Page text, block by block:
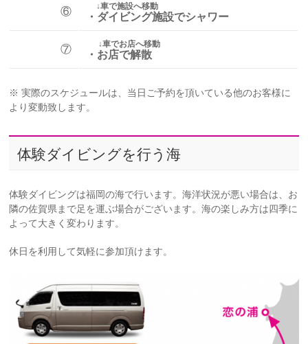
⑥ ↓車で施設へ移動
・ダイビング施設でシャワー
⑦ ↓車でお店へ移動
・お店で解散
※ 実際のスケジュールは、当日ご予約を頂いている他のお客様に
より変動致します。
体験ダイビングを行う海
体験ダイビングは福岡の海で行います。海洋状況が悪い場合は、お
隣の佐賀県まで足を運ぶ場合がございます。海の楽しみ方は四季に
よって大きく変わります。
休日を利用して気軽に参加頂けます。